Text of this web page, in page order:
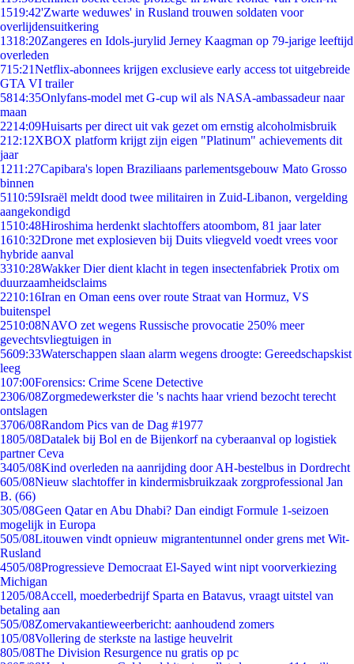
1519:42'Zwarte weduwes' in Rusland trouwen soldaten voor
overlijdensuitkering
1318:20Zangeres en Idols-jurylid Jerney Kaagman op 79-jarige leeftijd
overleden
715:21Netflix-abonnees krijgen exclusieve early access tot uitgebreide
GTA VI trailer
5814:35Onlyfans-model met G-cup wil als NASA-ambassadeur naar
maan
2214:09Huisarts per direct uit vak gezet om ernstig alcoholmisbruik
212:12XBOX platform krijgt zijn eigen "Platinum" achievements dit
jaar
1211:27Capibara's lopen Braziliaans parlementsgebouw Mato Grosso
binnen
5110:59Israël meldt dood twee militairen in Zuid-Libanon, vergelding
aangekondigd
1510:48Hiroshima herdenkt slachtoffers atoombom, 81 jaar later
1610:32Drone met explosieven bij Duits vliegveld voedt vrees voor
hybride aanval
3310:28Wakker Dier dient klacht in tegen insectenfabriek Protix om
duurzaamheidsclaims
2210:16Iran en Oman eens over route Straat van Hormuz, VS
buitenspel
2510:08NAVO zet wegens Russische provocatie 250% meer
gevechtsvliegtuigen in
5609:33Waterschappen slaan alarm wegens droogte: Gereedschapskist
leeg
107:00Forensics: Crime Scene Detective
2306/08Zorgmedewerkster die 's nachts haar vriend bezocht terecht
ontslagen
3706/08Random Pics van de Dag #1977
1805/08Datalek bij Bol en de Bijenkorf na cyberaanval op logistiek
partner Ceva
3405/08Kind overleden na aanrijding door AH-bestelbus in Dordrecht
605/08Nieuw slachtoffer in kindermisbruikzaak zorgprofessional Jan
B. (66)
305/08Geen Qatar en Abu Dhabi? Dan eindigt Formule 1-seizoen
mogelijk in Europa
505/08Litouwen vindt opnieuw migrantentunnel onder grens met Wit-
Rusland
4505/08Progressieve Democraat El-Sayed wint nipt voorverkiezing
Michigan
1205/08Accell, moederbedrijf Sparta en Batavus, vraagt uitstel van
betaling aan
505/08Zomervakantieweerbericht: aanhoudend zomers
105/08Vollering de sterkste na lastige heuvelrit
805/08The Division Resurgence nu gratis op pc